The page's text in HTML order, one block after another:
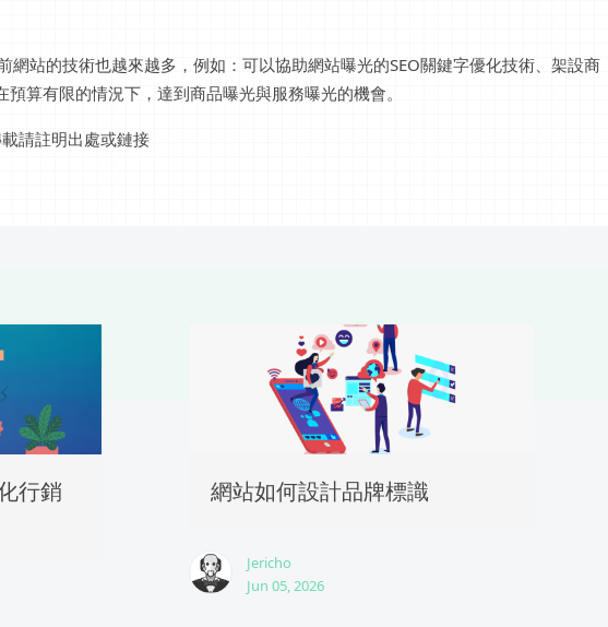
網站的技術也越來越多，例如：可以協助網站曝光的SEO關鍵字優化技術、架設商
算有限的情況下，達到商品曝光與服務曝光的機會。
請註明出處或鏈接
行銷
網站如何設計品牌標識
Jericho
Jun 05, 2026